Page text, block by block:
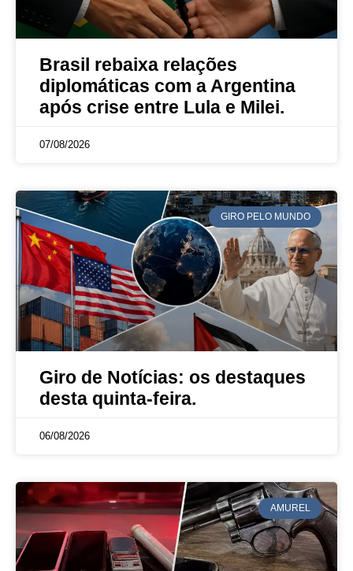
Brasil rebaixa relações
diplomáticas com a Argentina
após crise entre Lula e Milei.
07/08/2026
GIRO PELO MUNDO
Giro de Notícias: os destaques
desta quinta-feira.
06/08/2026
AMUREL